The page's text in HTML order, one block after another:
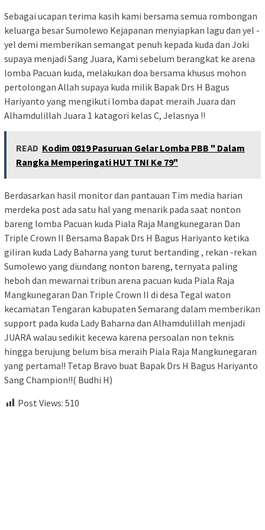
Sebagai ucapan terima kasih kami bersama semua rombongan
keluarga besar Sumolewo Kejapanan menyiapkan lagu dan yel -
yel demi memberikan semangat penuh kepada kuda dan Joki
supaya menjadi Sang Juara, Kami sebelum berangkat ke arena
lomba Pacuan kuda, melakukan doa bersama khusus mohon
pertolongan Allah supaya kuda milik Bapak Drs H Bagus
Hariyanto yang mengikuti lomba dapat meraih Juara dan
Alhamdulillah Juara 1 katagori kelas C, Jelasnya !!
READ Kodim 0819 Pasuruan Gelar Lomba PBB " Dalam
Rangka Memperingati HUT TNI Ke 79"
Berdasarkan hasil monitor dan pantauan Tim media harian
merdeka post ada satu hal yang menarik pada saat nonton
bareng lomba Pacuan kuda Piala Raja Mangkunegaran Dan
Triple Crown II Bersama Bapak Drs H Bagus Hariyanto ketika
giliran kuda Lady Baharna yang turut bertanding , rekan -rekan
Sumolewo yang diundang nonton bareng, ternyata paling
heboh dan mewarnai tribun arena pacuan kuda Piala Raja
Mangkunegaran Dan Triple Crown II di desa Tegal waton
kecamatan Tengaran kabupaten Semarang dalam memberikan
support pada kuda Lady Baharna dan Alhamdulillah menjadi
JUARA walau sedikit kecewa karena persoalan non teknis
hingga berujung belum bisa meraih Piala Raja Mangkunegaran
yang pertama!! Tetap Bravo buat Bapak Drs H Bagus Hariyanto
Sang Champion!!( Budhi H)
Post Views: 510